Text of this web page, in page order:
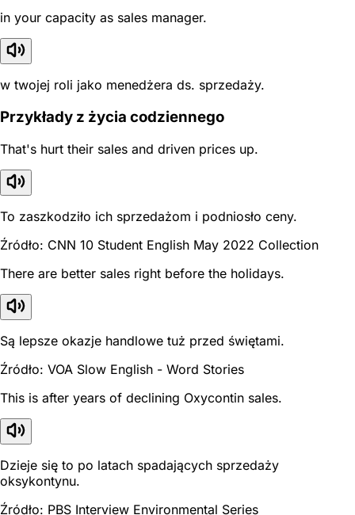
in your capacity as sales manager.
w twojej roli jako menedżera ds. sprzedaży.
Przykłady z życia codziennego
That's hurt their sales and driven prices up.
To zaszkodziło ich sprzedażom i podniosło ceny.
Źródło: CNN 10 Student English May 2022 Collection
There are better sales right before the holidays.
Są lepsze okazje handlowe tuż przed świętami.
Źródło: VOA Slow English - Word Stories
This is after years of declining Oxycontin sales.
Dzieje się to po latach spadających sprzedaży
oksykontynu.
Źródło: PBS Interview Environmental Series